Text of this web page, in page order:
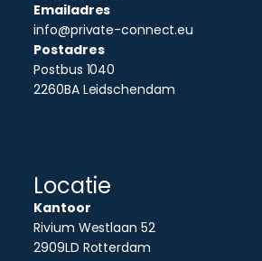
Emailadres
info@private-connect.eu
Postadres
Postbus 1040
2260BA Leidschendam
Locatie
Kantoor
Rivium Westlaan 52
2909LD Rotterdam